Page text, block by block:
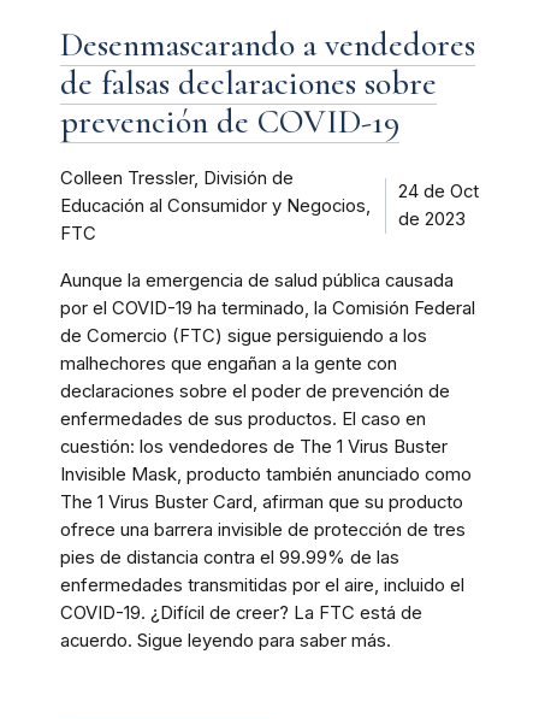
Desenmascarando a vendedores
de falsas declaraciones sobre
prevención de COVID-19
Colleen Tressler, División de
Educación al Consumidor y Negocios,
FTC
24 de Oct
de 2023
Aunque la emergencia de salud pública causada
por el COVID-19 ha terminado, la Comisión Federal
de Comercio (FTC) sigue persiguiendo a los
malhechores que engañan a la gente con
declaraciones sobre el poder de prevención de
enfermedades de sus productos. El caso en
cuestión: los vendedores de The 1 Virus Buster
Invisible Mask, producto también anunciado como
The 1 Virus Buster Card, afirman que su producto
ofrece una barrera invisible de protección de tres
pies de distancia contra el 99.99% de las
enfermedades transmitidas por el aire, incluido el
COVID-19. ¿Difícil de creer? La FTC está de
acuerdo. Sigue leyendo para saber más.